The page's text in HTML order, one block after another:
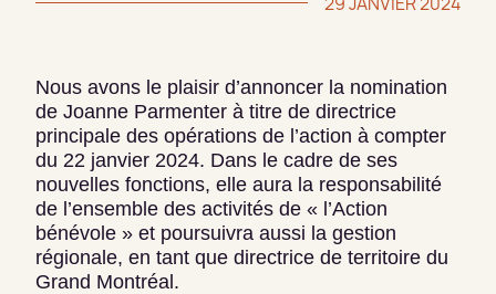
Nous avons le plaisir d’annoncer la nomination
de Joanne Parmenter à titre de directrice
principale des opérations de l’action à compter
du 22 janvier 2024. Dans le cadre de ses
nouvelles fonctions, elle aura la responsabilité
de l’ensemble des activités de « l’Action
bénévole » et poursuivra aussi la gestion
régionale, en tant que directrice de territoire du
Grand Montréal.